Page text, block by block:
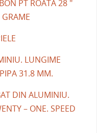
PT ROATA 28 "
LUNGIME
31.8 MM.
DIN ALUMINIU.
– ONE. SPEED